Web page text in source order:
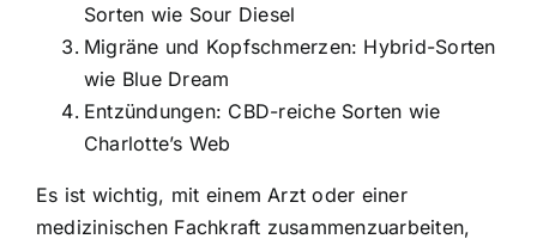
Sorten wie Sour Diesel
Migräne und Kopfschmerzen: Hybrid-Sorten
wie Blue Dream
Entzündungen: CBD-reiche Sorten wie
Charlotte’s Web
Es ist wichtig, mit einem Arzt oder einer
medizinischen Fachkraft zusammenzuarbeiten,